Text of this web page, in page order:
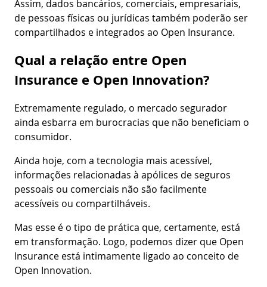
Assim, dados bancários, comerciais, empresariais,
de pessoas físicas ou jurídicas também poderão ser
compartilhados e integrados ao Open Insurance.
Qual a relação entre Open
Insurance e Open Innovation?
Extremamente regulado, o mercado segurador
ainda esbarra em burocracias que não beneficiam o
consumidor.
Ainda hoje, com a tecnologia mais acessível,
informações relacionadas à apólices de seguros
pessoais ou comerciais não são facilmente
acessíveis ou compartilháveis.
Mas esse é o tipo de prática que, certamente, está
em transformação. Logo, podemos dizer que Open
Insurance está intimamente ligado ao conceito de
Open Innovation.